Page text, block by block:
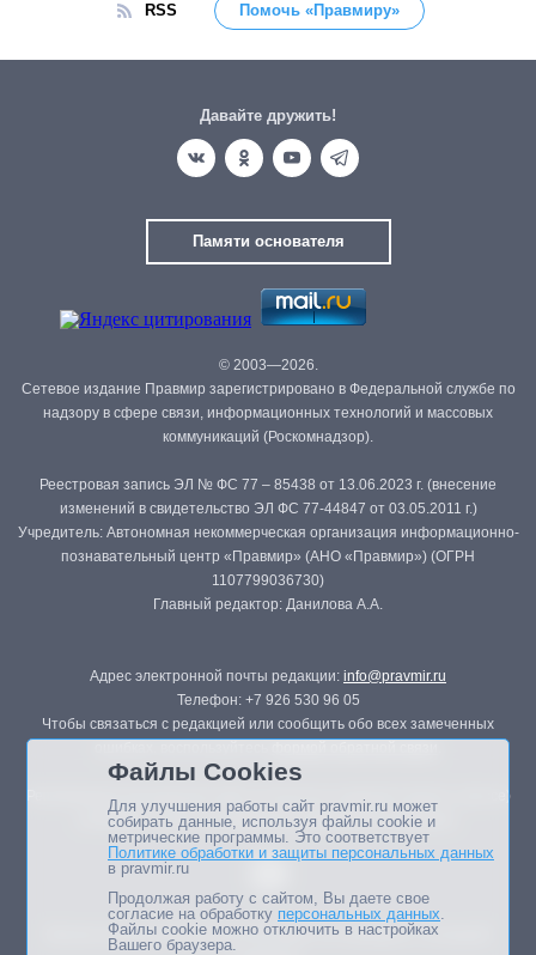
RSS Помочь «Правмиру»
Давайте дружить!
Памяти основателя
© 2003—2026.
Сетевое издание Правмир зарегистрировано в Федеральной службе по
надзору в сфере связи, информационных технологий и массовых
коммуникаций (Роскомнадзор).
Реестровая запись ЭЛ № ФС 77 – 85438 от 13.06.2023 г. (внесение
изменений в свидетельство ЭЛ ФС 77-44847 от 03.05.2011 г.)
Учредитель: Автономная некоммерческая организация информационно-
познавательный центр «Правмир» (АНО «Правмир») (ОГРН
1107799036730)
Главный редактор: Данилова А.А.
Адрес электронной почты редакции: info@pravmir.ru
Телефон: +7 926 530 96 05
Чтобы связаться с редакцией или сообщить обо всех замеченных
Републикация материалов сайта в печатных изданиях (книгах, прессе)
возможна только с письменного разрешения редакции.
Мнение авторов статей портала может не совпадать с позицией
Файлы Cookies
Для улучшения работы сайт pravmir.ru может
собирать данные, используя файлы cookie и
метрические программы. Это соответствует
Политике обработки и защиты персональных данных
в pravmir.ru
Продолжая работу с сайтом, Вы даете свое
согласие на обработку персональных данных.
Файлы cookie можно отключить в настройках
Вашего браузера.